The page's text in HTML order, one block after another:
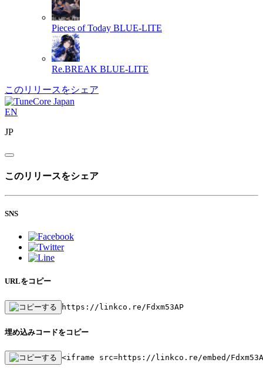
Pieces of Today BLUE-LITE
Re.BREAK BLUE-LITE
このリリースをシェア
EN
JP
このリリースをシェア
SNS
URLをコピー
https://linkco.re/Fdxm53AP
埋め込みコードをコピー
<iframe src=https://linkco.re/embed/